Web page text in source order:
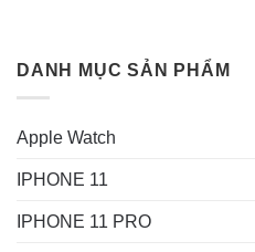
DANH MỤC SẢN PHẨM
Apple Watch
IPHONE 11
IPHONE 11 PRO